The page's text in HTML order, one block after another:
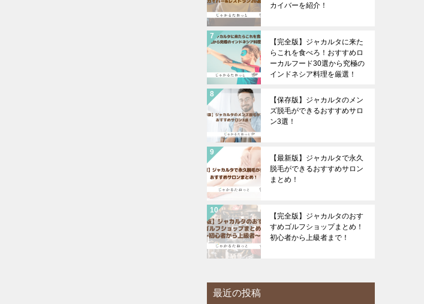
カイバーを紹介！
【完全版】ジャカルタに来た
らこれを食べろ！おすすめロ
ーカルフード30選から究極の
インドネシア料理を厳選！
【保存版】ジャカルタのメン
ズ脱毛ができるおすすめサロ
ン3選！
【最新版】ジャカルタで永久
脱毛ができるおすすめサロン
まとめ！
【完全版】ジャカルタのおす
すめゴルフショップまとめ！
初心者から上級者まで！
最近の投稿